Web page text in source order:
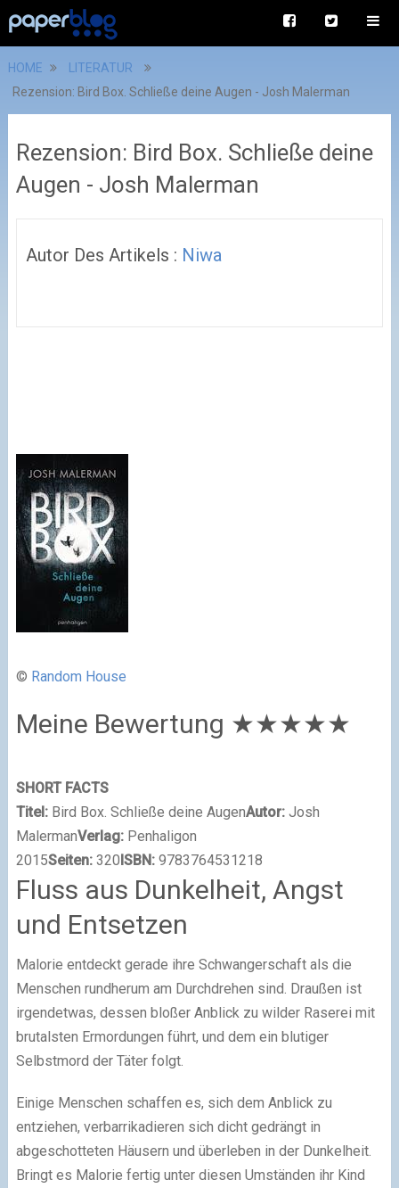
HOME
LITERATUR
Rezension: Bird Box. Schließe deine Augen - Josh Malerman
Rezension: Bird Box. Schließe deine
Augen - Josh Malerman
Autor Des Artikels : Niwa
© Random House
Meine Bewertung ★★★★★
SHORT FACTS
Titel:Bird Box. Schließe deine AugenAutor:Josh
MalermanVerlag:Penhaligon
2015Seiten:320ISBN:9783764531218
Fluss aus Dunkelheit, Angst
und Entsetzen
Malorie entdeckt gerade ihre Schwangerschaft als die
Menschen rundherum am Durchdrehen sind. Draußen ist
irgendetwas, dessen bloßer Anblick zu wilder Raserei mit
brutalsten Ermordungen führt, und dem ein blutiger
Selbstmord der Täter folgt.
Einige Menschen schaffen es, sich dem Anblick zu
entziehen, verbarrikadieren sich dicht gedrängt in
abgeschotteten Häusern und überleben in der Dunkelheit.
Bringt es Malorie fertig unter diesen Umständen ihr Kind